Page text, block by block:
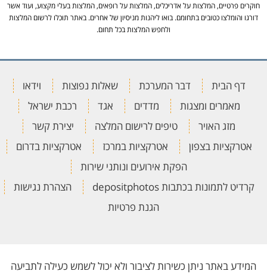
חוקרים פרטיים, המלצות על אדריכלים, המלצות על רופאים, המלצות בעלי מקצוע, ועוד אשר
דורגו והומלצו כטובים בתחומם. בואו ליהנות מניסיון של אחרים. באתר תוכלו לרשום המלצות
ולחפש המלצות בכל תחום.
דף הבית דבר המערכת שאלות נפוצות
וידאו
מאמרים ומצגות
מדדים אגד
רכבת ישראל
מזג האויר
טיפים לרישום המלצה
יצירת קשר
אטרקציות בצפון
אטרקציות במרכז
אטרקציות בדרום
הפקת אירועים ונותני שירות
קרדיט לתמונות בכתבות depositphotos
הצהרת נגישות
הגנת פרטיות
המידע באתר ניתן כשירות לציבור ולא יכול לשמש כעילה לתביעה